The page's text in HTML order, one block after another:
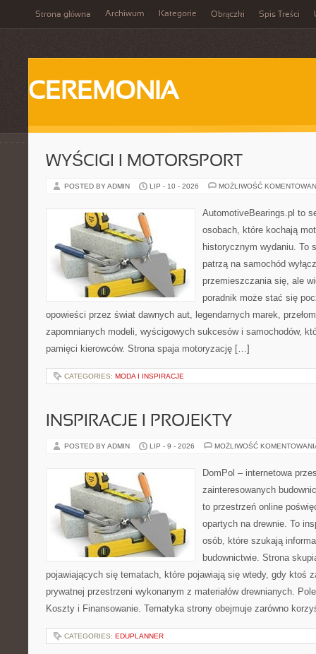
Strona główna Archiwum Kategorie Obrączki Spis Treści
CEREMONIA
WYŚCIGI I MOTORSPORT
POSTED BY ADMIN LIP - 10 - 2026 MOŻLIWOŚĆ
AutomotiveBearings.pl to
osobach, które kochają
historycznym wydaniu. To
patrzą na samochód
przemieszczania się, ale
poradnik może stać się
opowieści przez świat dawnych aut, legendarnych marek,
zapomnianych modeli, wyścigowych sukcesów i samochodów,
pamięci kierowców. Strona spaja motoryzację […]
CATEGORIES: MODA I INSPIRACJE
INSPIRACJE I PROJEKTY
POSTED BY ADMIN LIP - 9 - 2026 MOŻLIWOŚĆ
DomPol – internetowa
zainteresowanych
to przestrzeń online
opartych na drewnie. To
osób, które szukają
budownictwie. Strona
pojawiających się tematach, które pojawiają się wtedy, gdy ktoś
prywatnej przestrzeni wykonanym z materiałów drewnianych.
Koszty i Finansowanie. Tematyka strony obejmuje zarówno
CATEGORIES: EDUPLANNER